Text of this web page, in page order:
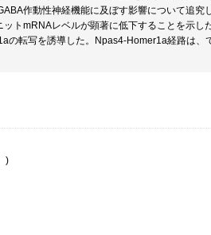
作動性神経機能に及ぼす影響について追
ットmRNAレベルが顕著に低下することを示
の転写を誘導した。Npas4-Homer1a経路は、
)